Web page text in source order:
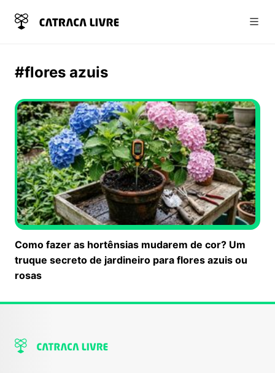
#flores azuis
Como fazer as hortênsias mudarem de cor? Um
truque secreto de jardineiro para flores azuis ou
rosas